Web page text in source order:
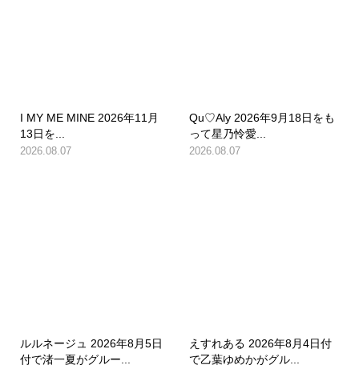
I MY ME MINE 2026年11月
13日を...
2026.08.07
Qu♡Aly 2026年9月18日をも
って星乃怜愛...
2026.08.07
ルルネージュ 2026年8月5日
付で渚一夏がグルー...
えすれある 2026年8月4日付
で乙葉ゆめかがグル...